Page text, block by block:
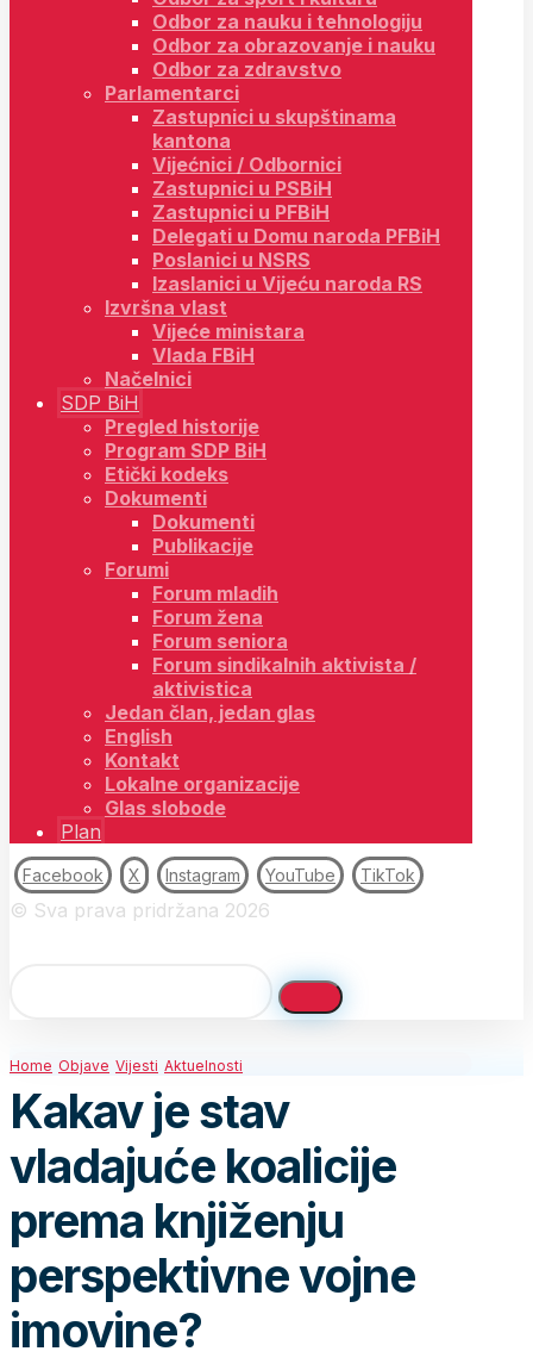
Odbor za nauku i tehnologiju
Odbor za obrazovanje i nauku
Odbor za zdravstvo
Parlamentarci
Zastupnici u skupštinama
kantona
Vijećnici / Odbornici
Zastupnici u PSBiH
Zastupnici u PFBiH
Delegati u Domu naroda PFBiH
Poslanici u NSRS
Izaslanici u Vijeću naroda RS
Izvršna vlast
Vijeće ministara
Vlada FBiH
Načelnici
SDP BiH
Pregled historije
Program SDP BiH
Etički kodeks
Dokumenti
Dokumenti
Publikacije
Forumi
Forum mladih
Forum žena
Forum seniora
Forum sindikalnih aktivista /
aktivistica
Jedan član, jedan glas
English
Kontakt
Lokalne organizacije
Glas slobode
Plan
Facebook X Instagram YouTube TikTok
© Sva prava pridržana 2026
Home Objave Vijesti Aktuelnosti
Kakav je stav
vladajuće koalicije
prema knjiženju
perspektivne vojne
imovine?